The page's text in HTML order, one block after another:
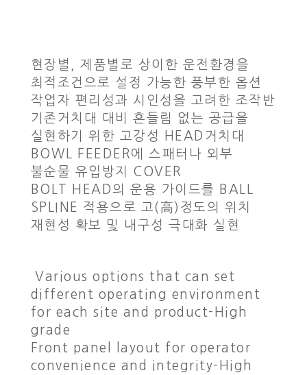
현장별, 제품별로 상이한 운전환경을
최적조건으로 설정 가능한 풍부한 옵션
작업자 편리성과 시인성을 고려한 조작반
기존거치대 대비 흔들림 없는 공급을
실현하기 위한 고강성 HEAD거치대
BOWL FEEDER에 스패터나 외부
불순물 유입방지 COVER
BOLT HEAD의 운용 가이드를 BALL
SPLINE 적용으로 고(高)정도의 위치
재현성 확보 및 내구성 극대화 실현
Various options that can set
different operating environment
for each site and product-High
grade
Front panel layout for operator
convenience and integrity-High